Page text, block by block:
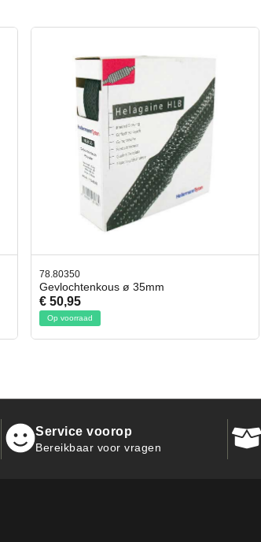
42.59551
Bit- en Doppenset 19 Delig Incl. Ratel
€ 19,95
Op voorraad
Service voorop
Bereikbaar voor vragen